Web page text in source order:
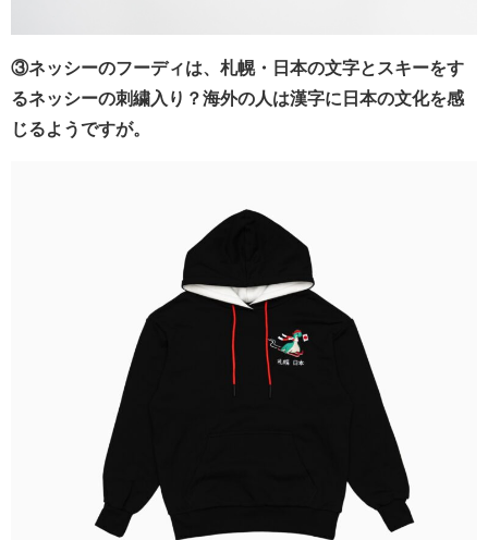
③ネッシーのフーディは、札幌・日本の文字とスキーをす
るネッシーの刺繍入り？海外の人は漢字に日本の文化を感
じるようですが。